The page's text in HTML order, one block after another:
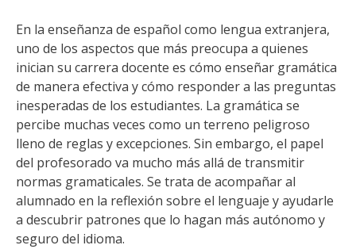
En la enseñanza de español como lengua extranjera,
uno de los aspectos que más preocupa a quienes
inician su carrera docente es cómo enseñar gramática
de manera efectiva y cómo responder a las preguntas
inesperadas de los estudiantes. La gramática se
percibe muchas veces como un terreno peligroso
lleno de reglas y excepciones. Sin embargo, el papel
del profesorado va mucho más allá de transmitir
normas gramaticales. Se trata de acompañar al
alumnado en la reflexión sobre el lenguaje y ayudarle
a descubrir patrones que lo hagan más autónomo y
seguro del idioma.